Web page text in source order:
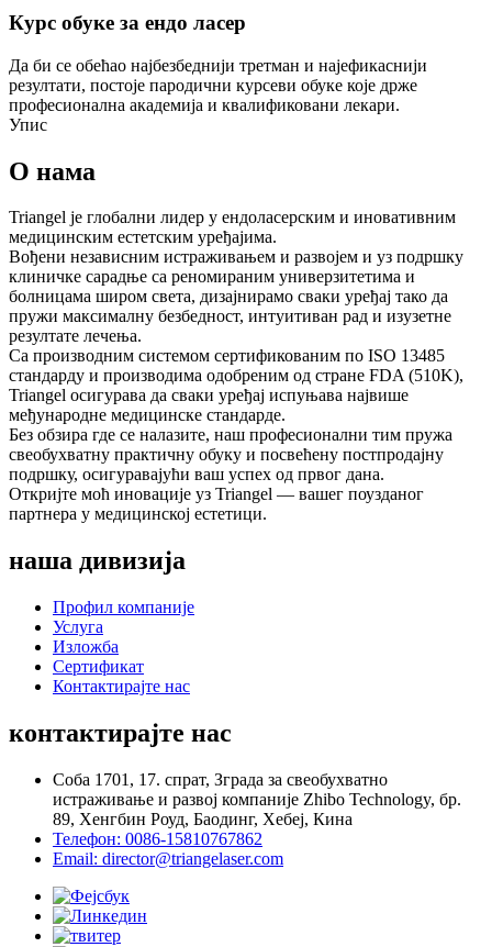
Курс обуке за ендо ласер
Да би се обећао најбезбеднији третман и најефикаснији
резултати, постоје пародични курсеви обуке које држе
професионална академија и квалификовани лекари.
Упис
О нама
Triangel је глобални лидер у ендоласерским и иновативним
медицинским естетским уређајима.
Вођени независним истраживањем и развојем и уз подршку
клиничке сарадње са реномираним универзитетима и
болницама широм света, дизајнирамо сваки уређај тако да
пружи максималну безбедност, интуитиван рад и изузетне
резултате лечења.
Са производним системом сертификованим по ISO 13485
стандарду и производима одобреним од стране FDA (510K),
Triangel осигурава да сваки уређај испуњава највише
међународне медицинске стандарде.
Без обзира где се налазите, наш професионални тим пружа
свеобухватну практичну обуку и посвећену постпродајну
подршку, осигуравајући ваш успех од првог дана.
Откријте моћ иновације уз Triangel — вашег поузданог
партнера у медицинској естетици.
наша дивизија
Профил компаније
Услуга
Изложба
Сертификат
Контактирајте нас
контактирајте нас
Соба 1701, 17. спрат, Зграда за свеобухватно
истраживање и развој компаније Zhibo Technology, бр.
89, Хенгбин Роуд, Баодинг, Хебеј, Кина
Телефон: 0086-15810767862
Email: director@triangelaser.com